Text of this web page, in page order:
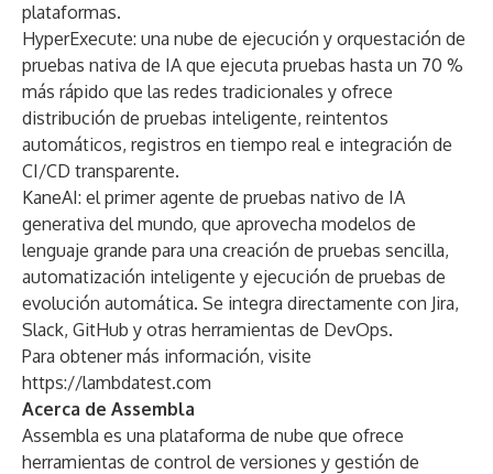
plataformas.
HyperExecute: una nube de ejecución y orquestación de
pruebas nativa de IA que ejecuta pruebas hasta un 70 %
más rápido que las redes tradicionales y ofrece
distribución de pruebas inteligente, reintentos
automáticos, registros en tiempo real e integración de
CI/CD transparente.
KaneAI: el primer agente de pruebas nativo de IA
generativa del mundo, que aprovecha modelos de
lenguaje grande para una creación de pruebas sencilla,
automatización inteligente y ejecución de pruebas de
evolución automática. Se integra directamente con Jira,
Slack, GitHub y otras herramientas de DevOps.
Para obtener más información, visite
https://lambdatest.com
Acerca de Assembla
Assembla es una plataforma de nube que ofrece
herramientas de control de versiones y gestión de